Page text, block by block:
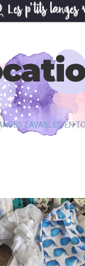
LAVABLES EN